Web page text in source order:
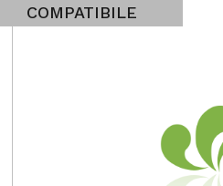
COMPATIBILE